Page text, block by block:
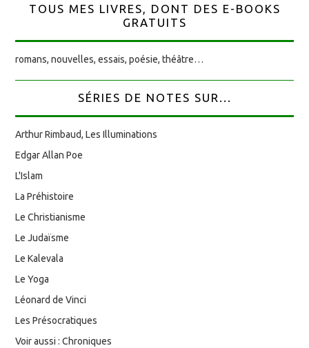
TOUS MES LIVRES, DONT DES E-BOOKS
GRATUITS
romans, nouvelles, essais, poésie, théâtre…
SÉRIES DE NOTES SUR...
Arthur Rimbaud, Les Illuminations
Edgar Allan Poe
L'Islam
La Préhistoire
Le Christianisme
Le Judaïsme
Le Kalevala
Le Yoga
Léonard de Vinci
Les Présocratiques
Voir aussi : Chroniques